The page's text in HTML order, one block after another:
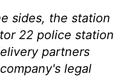
sides, the station
22 police station
partners
legal